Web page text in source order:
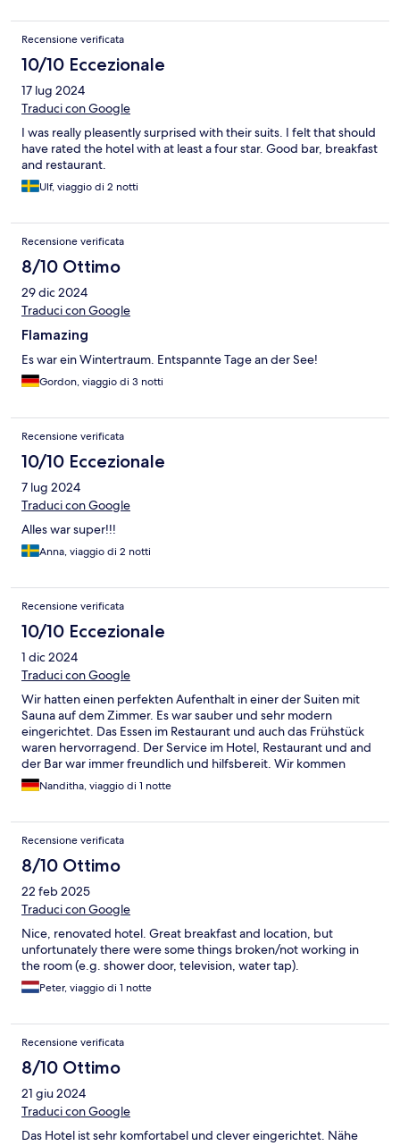
Recensione verificata
10/10 Eccezionale
17 lug 2024
Traduci con Google
I was really pleasently surprised with their suits. I felt that should
have rated the hotel with at least a four star. Good bar, breakfast
and restaurant.
Ulf, viaggio di 2 notti
Recensione verificata
8/10 Ottimo
29 dic 2024
Traduci con Google
Flamazing
Es war ein Wintertraum. Entspannte Tage an der See!
Gordon, viaggio di 3 notti
Recensione verificata
10/10 Eccezionale
7 lug 2024
Traduci con Google
Alles war super!!!
Anna, viaggio di 2 notti
Recensione verificata
10/10 Eccezionale
1 dic 2024
Traduci con Google
Wir hatten einen perfekten Aufenthalt in einer der Suiten mit
Sauna auf dem Zimmer. Es war sauber und sehr modern
eingerichtet. Das Essen im Restaurant und auch das Frühstück
waren hervorragend. Der Service im Hotel, Restaurant und and
der Bar war immer freundlich und hilfsbereit. Wir kommen
gerne wieder
Nanditha, viaggio di 1 notte
Recensione verificata
8/10 Ottimo
22 feb 2025
Traduci con Google
Nice, renovated hotel. Great breakfast and location, but
unfortunately there were some things broken/not working in
the room (e.g. shower door, television, water tap).
Peter, viaggio di 1 notte
Recensione verificata
8/10 Ottimo
21 giu 2024
Traduci con Google
Das Hotel ist sehr komfortabel und clever eingerichtet. Nähe